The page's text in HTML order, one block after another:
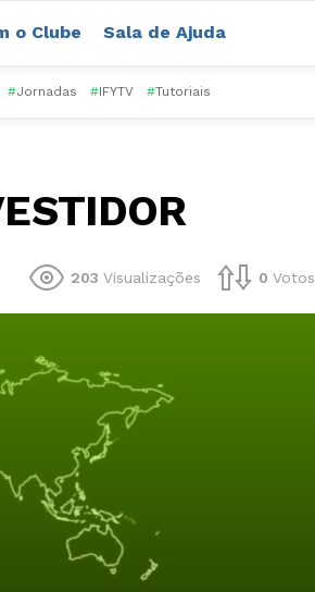
o Clube Sala de Ajuda
#Jornadas #IFYTV #Tutoriais
203 Visualizações 0 Votos